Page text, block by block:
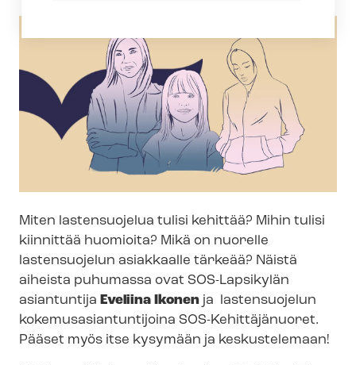
Miten lastensuojelua tulisi kehittää? Mihin tulisi
kiinnittää huomioita? Mikä on nuorelle
lastensuojelun asiakkaalle tärkeää? Näistä
aiheista puhumassa ovat SOS-Lapsikylän
asiantuntija Eveliina Ikonen ja lastensuojelun
ko­ke­mus­asian­tun­ti­joi­na SOS-​Kehittäjänuoret.
Pääset myös itse kysymään ja keskustelemaan!